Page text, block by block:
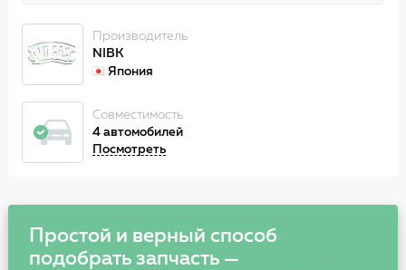
Производитель
NIBK
Япония
Совместимость
4 автомобилей
Посмотреть
Простой и верный способ
подобрать запчасть —